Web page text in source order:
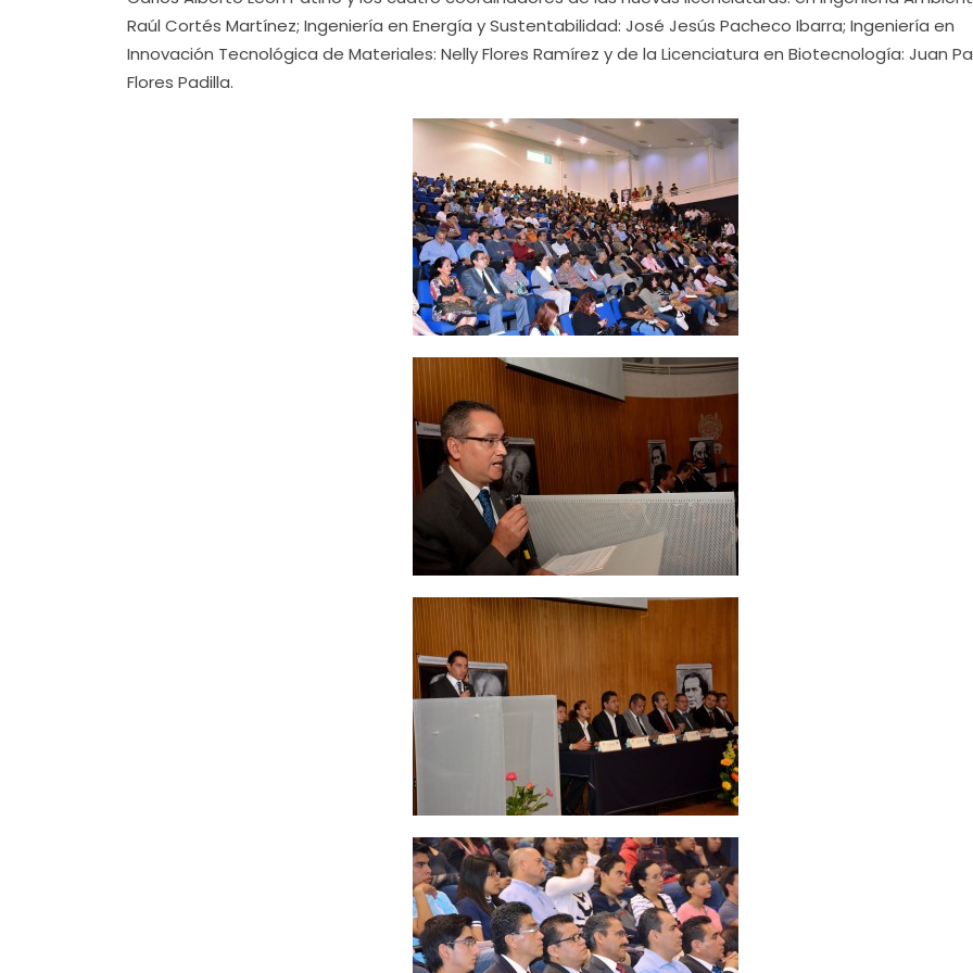
Raúl Cortés Martínez; Ingeniería en Energía y Sustentabilidad: José Jesús Pacheco Ibarra; Ingeniería en
Innovación Tecnológica de Materiales: Nelly Flores Ramírez y de la Licenciatura en Biotecnología: Juan
Flores Padilla.